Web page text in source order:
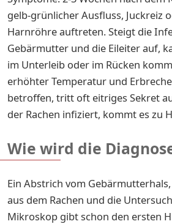
gelb-grünlicher Ausfluss, Juckreiz
Harnröhre auftreten. Steigt die
Gebärmutter und die Eileiter auf,
im Unterleib oder im Rücken
erhöhter Temperatur und
betroffen, tritt oft eitriges Sekret
der Rachen infiziert, kommt es zu
Wie wird die
Ein Abstrich vom
aus dem Rachen und die
Mikroskop gibt schon den ersten